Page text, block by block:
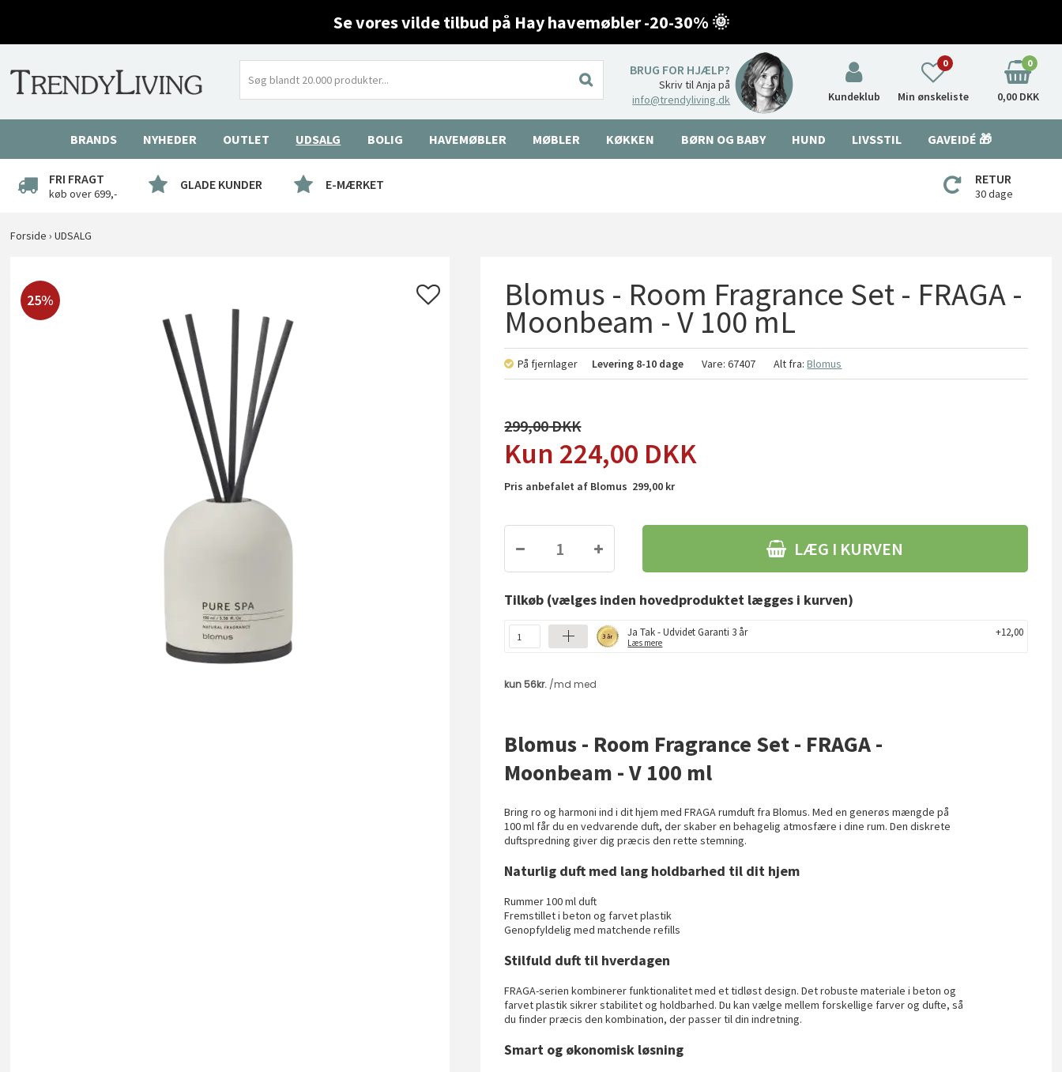
Se vores vilde tilbud på Hay havemøbler -20-30% 🌞
BRUG FOR HJÆLP?
Skriv til Anja på
info@trendyliving.dk
Kundeklub Min ønskeliste
0 0
0,00 DKK
BRANDS NYHEDER OUTLET UDSALG BOLIG HAVEMØBLER MØBLER KØKKEN BØRN OG BABY HUND LIVSSTIL GAVEIDÉ 🎁
FRI FRAGT
køb over 699,-
GLADE KUNDER E-MÆRKET RETUR
30 dage
Forside ›UDSALG
25% Blomus - Room Fragrance Set - FRAGA -
Moonbeam - V 100 mL
På fjernlager Levering 8-10 dage Vare:67407 Alt fra:Blomus
299,00
224,00 DKK
Pris anbefalet af Blomus 299,00 kr
LÆG I KURVEN
Tilkøb (vælges inden hovedproduktet lægges i kurven)
Ja Tak - Udvidet Garanti 3 år
Læs mere
+12,00
Blomus - Room Fragrance Set - FRAGA -
Moonbeam - V 100 ml
Bring ro og harmoni ind i dit hjem med FRAGA rumduft fra Blomus. Med en generøs mængde på
100 ml får du en vedvarende duft, der skaber en behagelig atmosfære i dine rum. Den diskrete
duftspredning giver dig præcis den rette stemning.
Naturlig duft med lang holdbarhed til dit hjem
Rummer 100 ml duft
Fremstillet i beton og farvet plastik
Genopfyldelig med matchende refills
Stilfuld duft til hverdagen
FRAGA-serien kombinerer funktionalitet med et tidløst design. Det robuste materiale i beton og
farvet plastik sikrer stabilitet og holdbarhed. Du kan vælge mellem forskellige farver og dufte, så
du finder præcis den kombination, der passer til din indretning.
Smart og økonomisk løsning